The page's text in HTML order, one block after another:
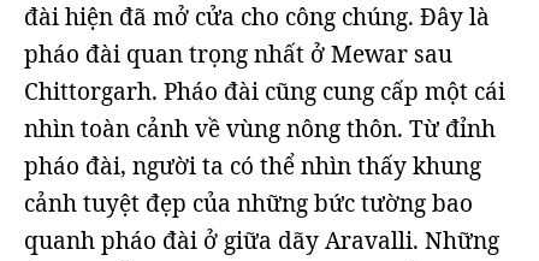
đài hiện đã mở cửa cho công chúng. Đây là
pháo đài quan trọng nhất ở Mewar sau
Chittorgarh. Pháo đài cũng cung cấp một cái
nhìn toàn cảnh về vùng nông thôn. Từ đỉnh
pháo đài, người ta có thể nhìn thấy khung
cảnh tuyệt đẹp của những bức tường bao
quanh pháo đài ở giữa dãy Aravalli. Những